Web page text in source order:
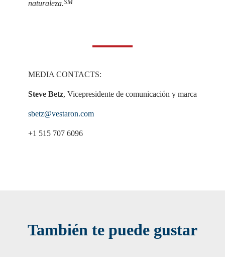
naturaleza.SM
MEDIA CONTACTS:
Steve Betz, Vicepresidente de comunicación y marca
sbetz@vestaron.com
+1 515 707 6096
También te puede gustar